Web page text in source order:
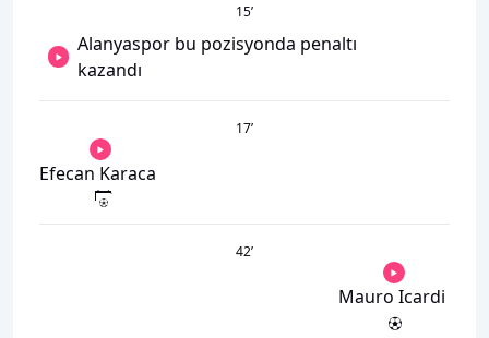
15’
Alanyaspor bu pozisyonda penaltı
kazandı
17’
Efecan Karaca
42’
Mauro Icardi